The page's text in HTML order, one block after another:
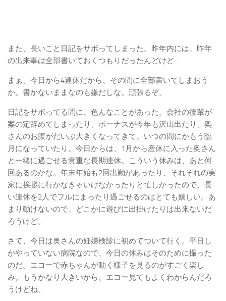
また、長いこと日記をサボってしまった。昨年内には、昨年
の出来事は全部書いておくつもりだったんどけど…
まぁ、今日から4連休だから、その間に全部書いてしまおう
か。書かないままなのも嫌だしな。頑張るぞ。
日記をサボってる間に、色んなことがあった。会社の後輩が
案の定辞めてしまったり、ボーナスが今年も沢山出たり、奥
さんのお腹がだいぶ大きくなってきて、いつの間にかもう臨
月になっていたり。今日からは、1月から産休に入った奥さん
と一緒に過ごせる貴重な長期連休。こういう休みは、あと何
回あるのかな。年末年始も2回出勤があったり、それぞれの実
家に挨拶に行かなきゃいけなかったりと忙しかったので、長
い連休を2人でフルにまったり過ごせるのはとても嬉しい。あ
まり動けないので、どこかに遊びに出掛けたりは出来ないだ
ろうけど。
さて、今日は奥さんの妊婦検診に初めてついて行く。平日し
かやっていない病院なので、今日の休みはそのために撮った
のだ。エコーで赤ちゃんが動く様子を見るのがすごく楽し
み。もうかなり大きいから、エコー見てもよくわからんだろ
うけどね。